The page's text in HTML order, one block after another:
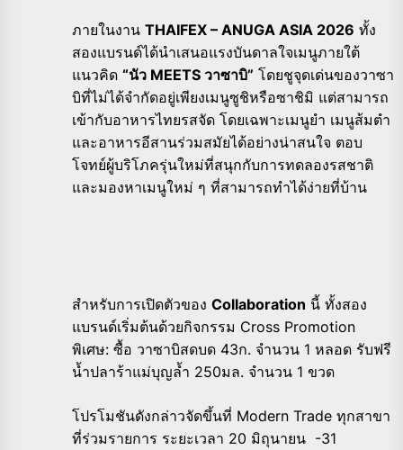
ภายในงาน THAIFEX – ANUGA ASIA 2026 ทั้ง
สองแบรนด์ได้นำเสนอแรงบันดาลใจเมนูภายใต้
แนวคิด “นัว MEETS วาซาบิ” โดยชูจุดเด่นของวาซา
บิที่ไม่ได้จำกัดอยู่เพียงเมนูซูชิหรือซาชิมิ แต่สามารถ
เข้ากับอาหารไทยรสจัด โดยเฉพาะเมนูยำ เมนูส้มตำ
และอาหารอีสานร่วมสมัยได้อย่างน่าสนใจ ตอบ
โจทย์ผู้บริโภครุ่นใหม่ที่สนุกกับการทดลองรสชาติ
และมองหาเมนูใหม่ ๆ ที่สามารถทำได้ง่ายที่บ้าน
สำหรับการเปิดตัวของ Collaboration นี้ ทั้งสอง
แบรนด์เริ่มต้นด้วยกิจกรรม Cross Promotion
พิเศษ: ซื้อ วาซาบิสดบด 43ก. จำนวน 1 หลอด รับฟรี
น้ำปลาร้าแม่บุญล้ำ 250มล. จำนวน 1 ขวด
โปรโมชันดังกล่าวจัดขึ้นที่ Modern Trade ทุกสาขา
ที่ร่วมรายการ ระยะเวลา 20 มิถุนายน -31